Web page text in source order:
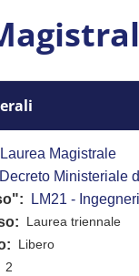
Laurea Magistrale
Decreto Ministeriale
LM21 -
Laurea triennale
Libero
2